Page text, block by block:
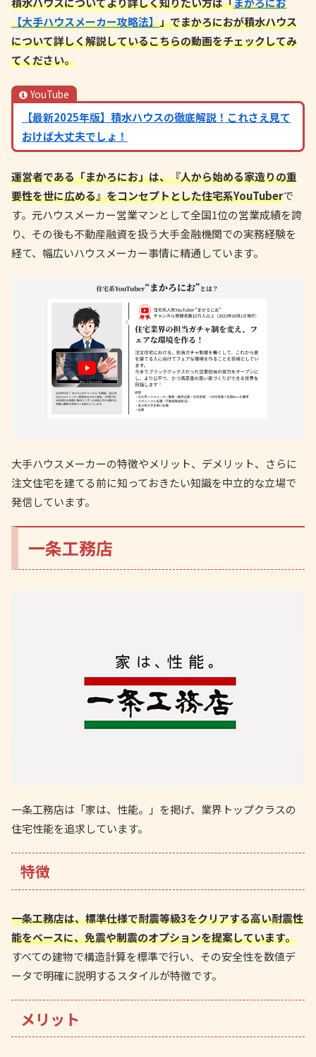
【大手ハウスメーカー攻略法】」でまかろにおが積水ハウス
について詳しく解説しているこちらの動画をチェックしてみ
てください。
YouTube
【最新2025年版】積水ハウスの徹底解説！これさえ見て
おけば大丈夫でしょ！
運営者である「まかろにお」は、『人から始める家造りの重
要性を世に広める』をコンセプトとした住宅系YouTuberで
す。元ハウスメーカー営業マンとして全国1位の営業成績を誇
り、その後も不動産融資を扱う大手金融機関での実務経験を
経て、幅広いハウスメーカー事情に精通しています。
大手ハウスメーカーの特徴やメリット、デメリット、さらに
注文住宅を建てる前に知っておきたい知識を中立的な立場で
発信しています。
一条工務店
一条工務店は「家は、性能。」を掲げ、業界トップクラスの
住宅性能を追求しています。
特徴
一条工務店は、標準仕様で耐震等級3をクリアする高い耐震性
能をベースに、免震や制震のオプションを提案しています。
すべての建物で構造計算を標準で行い、その安全性を数値デ
ータで明確に説明するスタイルが特徴です。
メリット